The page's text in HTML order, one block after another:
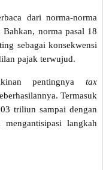
dari norma-norma
norma pasal 18
sebagai konsekwensi
pajak terwujud.
pentingnya tax
Termasuk
triliun sampai dengan
langkah